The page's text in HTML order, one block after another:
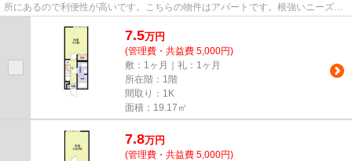
所にあるので利便性が高いです。こちらの物件はアパートです。根強いニーズを
7.5万円
(管理費・共益費 5,000円)
敷：1ヶ月｜礼：1ヶ月
所在階：1階
間取り：1K
面積：19.17㎡
7.8万円
(管理費・共益費 5,000円)